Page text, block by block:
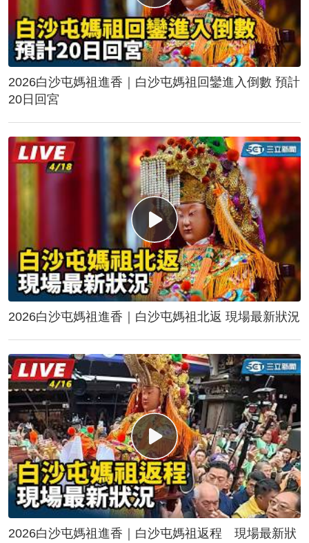
2026白沙屯媽祖進香｜白沙屯媽祖回鑾進入倒數 預計
20日回宮
2026白沙屯媽祖進香｜白沙屯媽祖北返 現場最新狀況
2026白沙屯媽祖進香｜白沙屯媽祖返程 現場最新狀